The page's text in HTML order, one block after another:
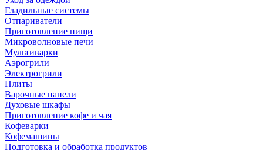
Гладильные системы
Отпариватели
Приготовление пищи
Микроволновые печи
Мультиварки
Аэрогрили
Электрогрили
Плиты
Варочные панели
Духовые шкафы
Приготовление кофе и чая
Кофеварки
Кофемашины
Подготовка и обработка продуктов